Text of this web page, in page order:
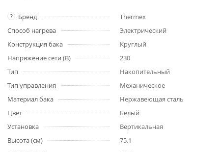
? Бренд
Thermex
Способ нагрева
Электрический
Конструкция бака
Круглый
Напряжение сети (В)
230
Тип
Накопительный
Тип управления
Механическое
Материал бака
Нержавеющая сталь
Цвет
Белый
Установка
Вертикальная
Высота (см)
75.1